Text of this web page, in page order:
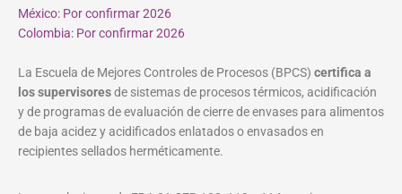
México: Por confirmar 2026
Colombia: Por confirmar 2026
La Escuela de Mejores Controles de Procesos (BPCS) certifica a
los supervisoresde sistemas de procesos térmicos, acidificación
y de programas de evaluación de cierre de envases para alimentos
de baja acidez y acidificados enlatados o envasados en
recipientes sellados herméticamente.